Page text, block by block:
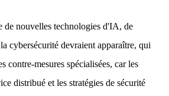
de nouvelles technologies d'IA, de
cybersécurité devraient apparaître, qui
contre-mesures spécialisées, car les
distribué et les stratégies de sécurité